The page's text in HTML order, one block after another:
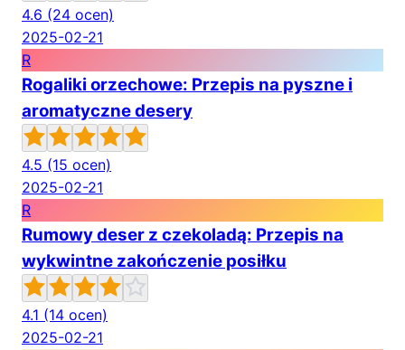
4.6 (24 ocen)
2025-02-21
R
Rogaliki orzechowe: Przepis na pyszne i
aromatyczne desery
4.5 (15 ocen)
2025-02-21
R
Rumowy deser z czekoladą: Przepis na
wykwintne zakończenie posiłku
4.1 (14 ocen)
2025-02-21